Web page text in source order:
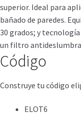
superior. Ideal para
bañado de paredes.
30 grados; y tecnología
un filtro
Código
Construye tu código
ELOT6